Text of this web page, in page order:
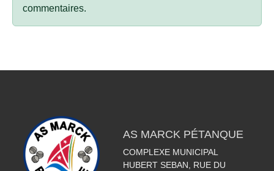
commentaires.
AS MARCK PÉTANQUE
COMPLEXE MUNICIPAL
HUBERT SEBAN, RUE DU